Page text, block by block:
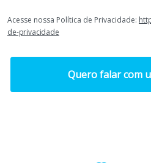
Acesse nossa Política de Privacidade:
de-privacidade
Quero falar com